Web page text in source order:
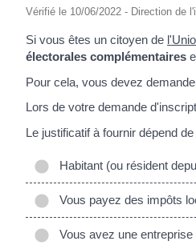
Vérifié le 10/06/2022 - Direction de
Si vous êtes un citoyen de
électorales complémentaires
Pour cela, vous devez
Lors de votre demande
Le justificatif à fournir dépend
Habitant (ou résident
Vous payez des impôts
Vous avez une entreprise